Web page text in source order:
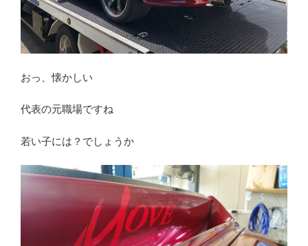
おっ、懐かしい
代表の元職場ですね
若い子には？でしょうか